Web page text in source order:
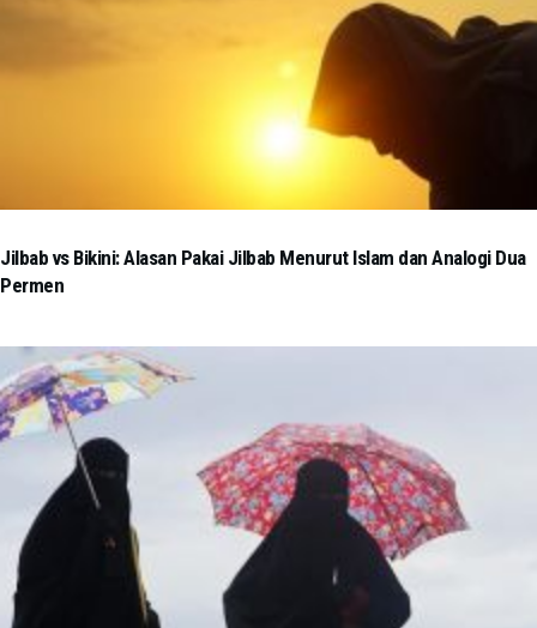
Jilbab vs Bikini: Alasan Pakai Jilbab Menurut Islam dan Analogi Dua
Permen